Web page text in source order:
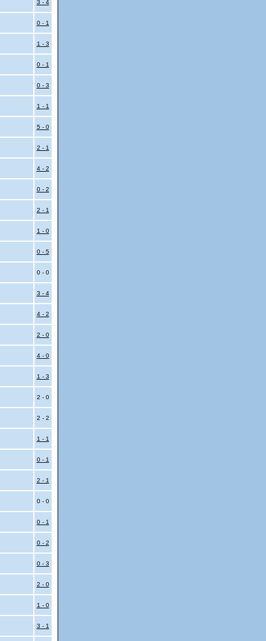
3 - 4
0 - 1
1 - 3
0 - 1
0 - 3
1 - 1
5 - 0
2 - 1
4 - 2
0 - 2
2 - 1
1 - 0
0 - 5
0 - 0
3 - 4
4 - 2
2 - 0
4 - 0
1 - 3
2 - 0
2 - 2
1 - 1
0 - 1
2 - 1
0 - 0
0 - 1
0 - 2
0 - 3
2 - 0
1 - 0
3 - 1